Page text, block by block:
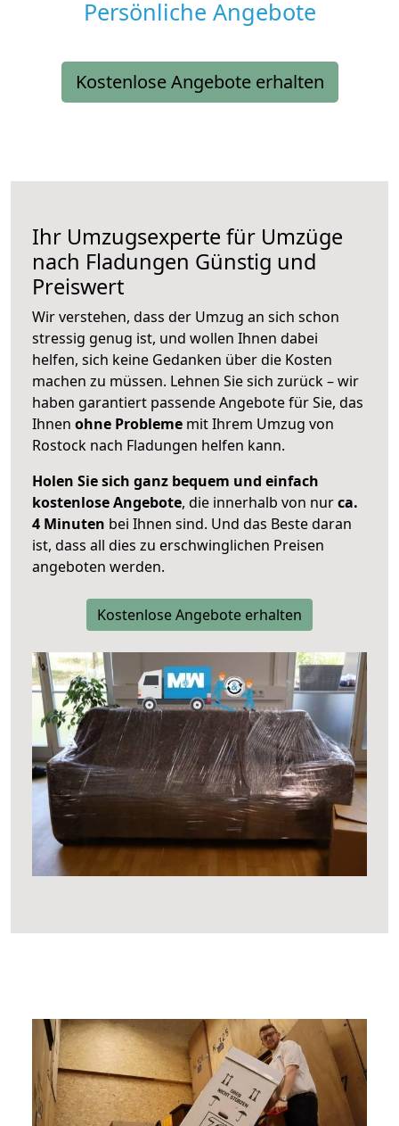
Persönliche Angebote
Kostenlose Angebote erhalten
Ihr Umzugsexperte für Umzüge
nach Fladungen Günstig und
Preiswert
Wir verstehen, dass der Umzug an sich schon
stressig genug ist, und wollen Ihnen dabei
helfen, sich keine Gedanken über die Kosten
machen zu müssen. Lehnen Sie sich zurück – wir
haben garantiert passende Angebote für Sie, das
Ihnen ohne Probleme mit Ihrem Umzug von
Rostock nach Fladungen helfen kann.
Holen Sie sich ganz bequem und einfach
kostenlose Angebote, die innerhalb von nurca.
4 Minuten bei Ihnen sind. Und das Beste daran
ist, dass all dies zu erschwinglichen Preisen
angeboten werden.
Kostenlose Angebote erhalten